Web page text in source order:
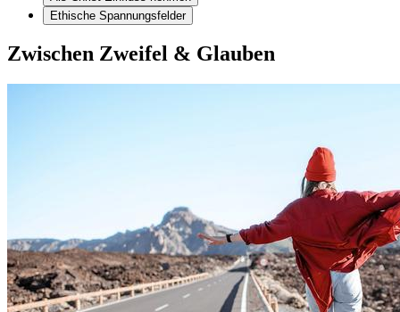
Ethische Spannungsfelder
Zwischen Zweifel & Glauben